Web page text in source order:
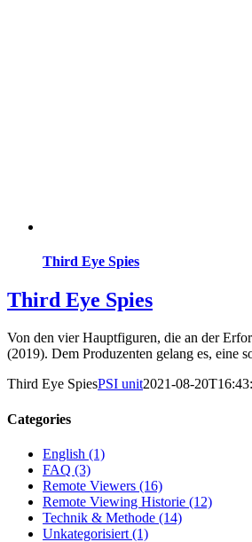
Third Eye Spies
Third Eye Spies
Von den vier Hauptfiguren, die an der
(2019). Dem Produzenten gelang es, eine
Third Eye SpiesPSI unit2021-08-
Categories
English (1)
FAQ (3)
Remote Viewers (16)
Remote Viewing Historie (12)
Technik & Methode (14)
Unkategorisiert (1)